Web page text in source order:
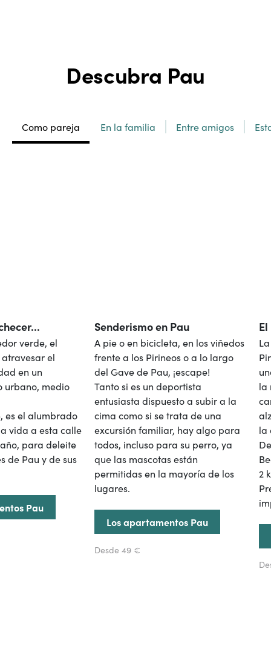
Descubra Pau
Como pareja En la familia Entre amigos
verde, el
el
en un
urbano, medio
es el alumbrado
vida a esta calle
para deleite
de Pau y de sus
Pau
Senderismo en Pau
A pie o en bicicleta, en los viñedos
frente a los Pirineos o a lo largo
del Gave de Pau, ¡escape!
Tanto si es un deportista
entusiasta dispuesto a subir a la
cima como si se trata de una
excursión familiar, hay algo para
todos, incluso para su perro, ya
que las mascotas están
permitidas en la mayoría de los
lugares.
Los apartamentos Pau
Desde 49 €
la
la
2